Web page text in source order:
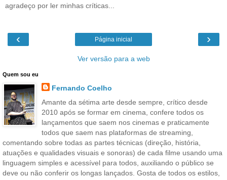
agradeço por ler minhas críticas...
‹ ›
Página inicial
Ver versão para a web
Quem sou eu
Fernando Coelho
Amante da sétima arte desde sempre, crítico desde
2010 após se formar em cinema, confere todos os
lançamentos que saem nos cinemas e praticamente
todos que saem nas plataformas de streaming,
comentando sobre todas as partes técnicas (direção, história,
atuações e qualidades visuais e sonoras) de cada filme usando uma
linguagem simples e acessível para todos, auxiliando o público se
deve ou não conferir os longas lançados. Gosta de todos os estilos,